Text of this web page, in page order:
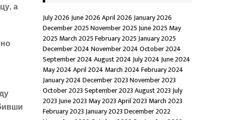
а
July 2026June 2026April 2026January 2026
December 2025November 2025June 2025 May
2025 March 2025February 2025January 2025
December 2024November 2024October 2024
September 2024August 2024July 2024June 2024
May 2024April 2024 March 2024February 2024
January 2024December 2023November 2023
October 2023September 2023August 2023July
2023June 2023 May 2023April 2023 March 2023
February 2023January 2023December 2022